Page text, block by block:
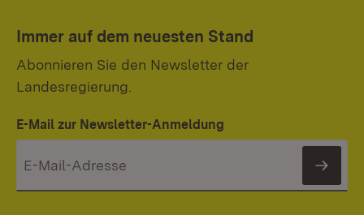
Immer auf dem neuesten Stand
Abonnieren Sie den Newsletter der
Landesregierung.
E-Mail zur Newsletter-Anmeldung